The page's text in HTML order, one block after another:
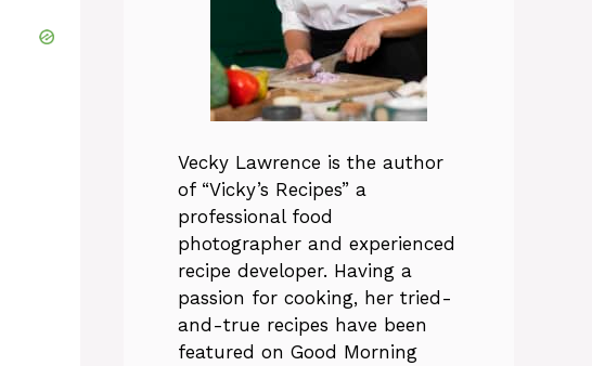
Vecky Lawrence is the author
of “Vicky’s Recipes” a
professional food
photographer and experienced
recipe developer. Having a
passion for cooking, her tried-
and-true recipes have been
featured on Good Morning